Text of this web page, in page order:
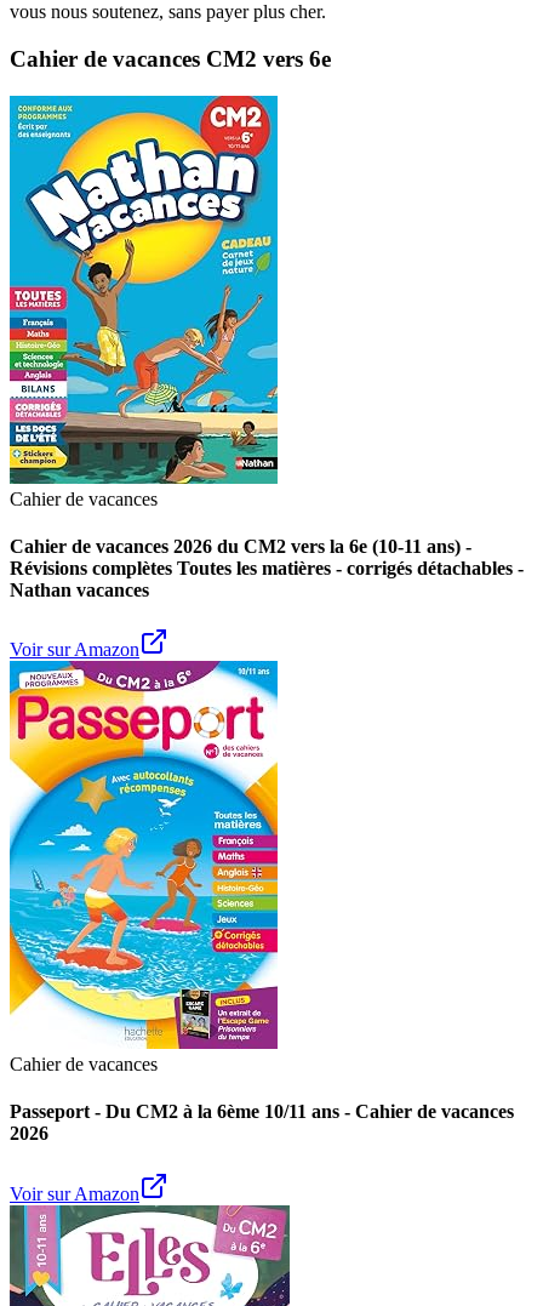
vous nous soutenez, sans payer plus cher.
Cahier de vacances CM2 vers 6e
Cahier de vacances
Cahier de vacances 2026 du CM2 vers la 6e (10-11 ans) -
Révisions complètes Toutes les matières - corrigés détachables -
Nathan vacances
Voir sur Amazon
Cahier de vacances
Passeport - Du CM2 à la 6ème 10/11 ans - Cahier de vacances
2026
Voir sur Amazon